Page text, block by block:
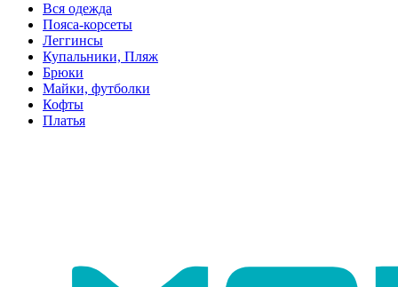
Вся одежда
Пояса-корсеты
Леггинсы
Купальники, Пляж
Брюки
Майки, футболки
Кофты
Платья